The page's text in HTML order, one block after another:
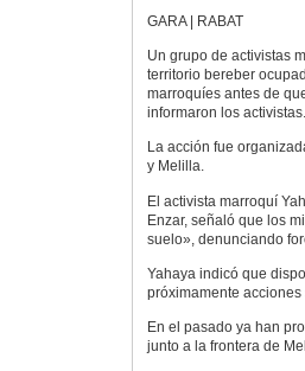
GARA | RABAT
Un grupo de activistas
territorio bereber
marroquíes antes de
informaron los activistas.
La acción fue
y Melilla.
El activista marroquí
Enzar, señaló que los
suelo», denunciando
Yahaya indicó que
próximamente
En el pasado ya han
junto a la frontera de